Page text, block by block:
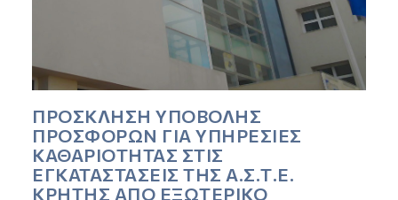
ΠΡΟΣΚΛΗΣΗ ΥΠΟΒΟΛΗΣ
ΠΡΟΣΦΟΡΩΝ ΓΙΑ ΥΠΗΡΕΣΙΕΣ
ΚΑΘΑΡΙΟΤΗΤΑΣ ΣΤΙΣ
ΕΓΚΑΤΑΣΤΑΣΕΙΣ ΤΗΣ Α.Σ.Τ.Ε.
ΚΡΗΤΗΣ ΑΠΟ ΕΞΩΤΕΡΙΚΟ